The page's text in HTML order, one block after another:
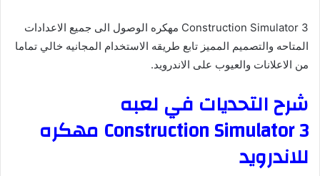
Construction Simulator 3 مهكره الوصول الى جميع الاعدادات
المتاحه والتصميم المميز تابع طريقه الاستخدام المجانيه خالي تماما
من الاعلانات والعيوب على الاندرويد.
شرح التحديات في لعبه
Construction Simulator 3 مهكره
للاندرويد